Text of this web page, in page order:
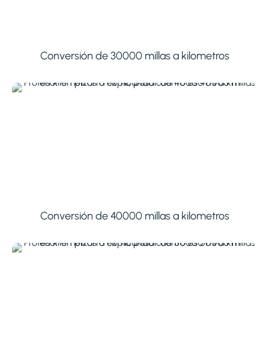
Conversión de 30000 millas a kilometros
Conversión de 40000 millas a kilometros